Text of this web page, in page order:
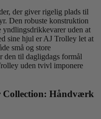
der giver rigelig plads til
Den robuste konstruktion
uden at
sine hjul er AJ Trolley let at
små og store
den til dagligdags formål
uden tvivl imponere
Collection: Håndværk